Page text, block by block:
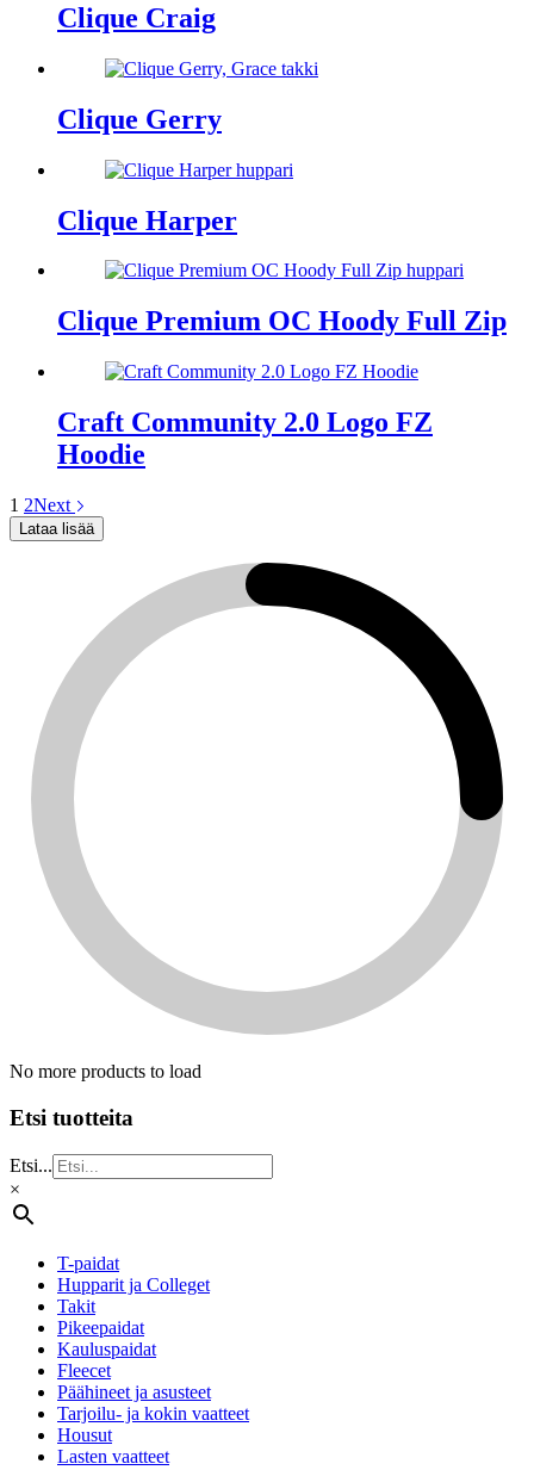
Clique Craig
Clique Gerry
Clique Harper
Clique Premium OC Hoody Full Zip
Craft Community 2.0 Logo FZ
Hoodie
1 2Next
Lataa lisää
No more products to load
Etsi tuotteita
Etsi...
×
T-paidat
Hupparit ja Colleget
Takit
Pikeepaidat
Kauluspaidat
Fleecet
Päähineet ja asusteet
Tarjoilu- ja kokin vaatteet
Housut
Lasten vaatteet